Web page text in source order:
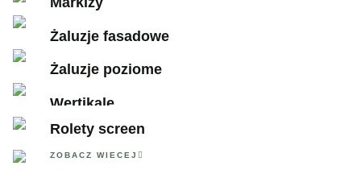
ZOBACZ WIECEJ
Żaluzje fasadowe
ZOBACZ WIECEJ
Żaluzje poziome
ZOBACZ WIECEJ
Wertikale
ZOBACZ WIECEJ
Rolety screen
ZOBACZ WIECEJ